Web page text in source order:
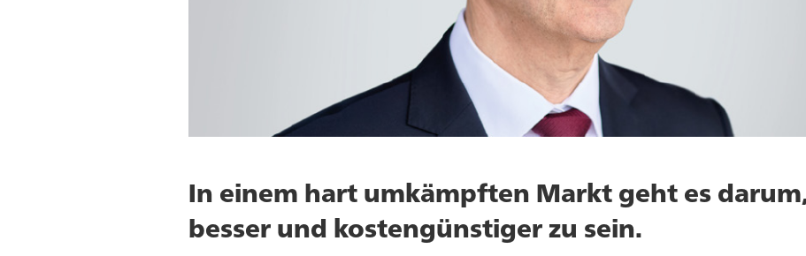
In einem hart umkämpften Markt geht es
besser und kostengünstiger zu sein.